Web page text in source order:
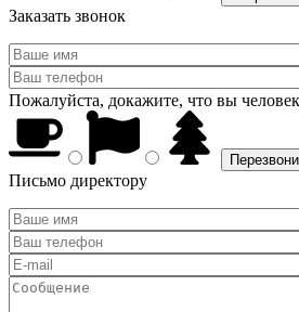
Заказать звонок
Пожалуйста, докажите, что вы
Письмо директору